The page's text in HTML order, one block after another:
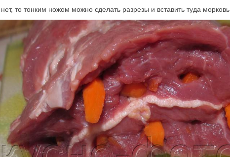
то тонким ножом можно сделать разрезы и вставить туда морковь.